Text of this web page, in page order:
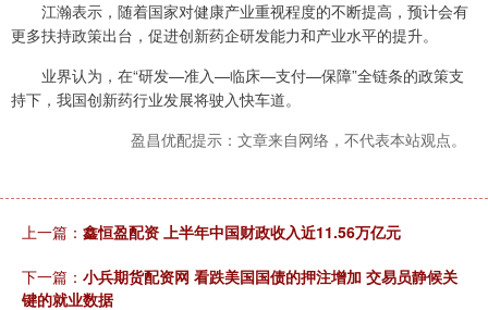
江瀚表示，随着国家对健康产业重视程度的不断提高，预计会有
更多扶持政策出台，促进创新药企研发能力和产业水平的提升。
业界认为，在“研发—准入—临床—支付—保障”全链条的政策支
持下，我国创新药行业发展将驶入快车道。
盈昌优配提示：文章来自网络，不代表本站观点。
上一篇： 鑫恒盈配资 上半年中国财政收入近11.56万亿元
下一篇： 小兵期货配资网 看跌美国国债的押注增加 交易员静候关
键的就业数据